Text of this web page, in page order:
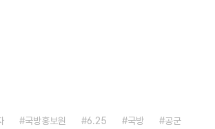
국방홍보원 6.25 국방
공군